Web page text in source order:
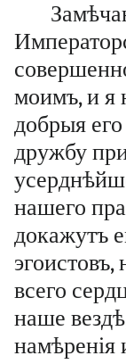
моимъ, и я
добрыя
дружбу
нашего
докажутъ
всего
наше
намѣренія